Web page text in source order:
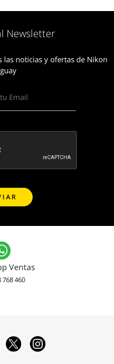
Newsletter
las noticias y ofertas de Nikon
Ventas
768 460